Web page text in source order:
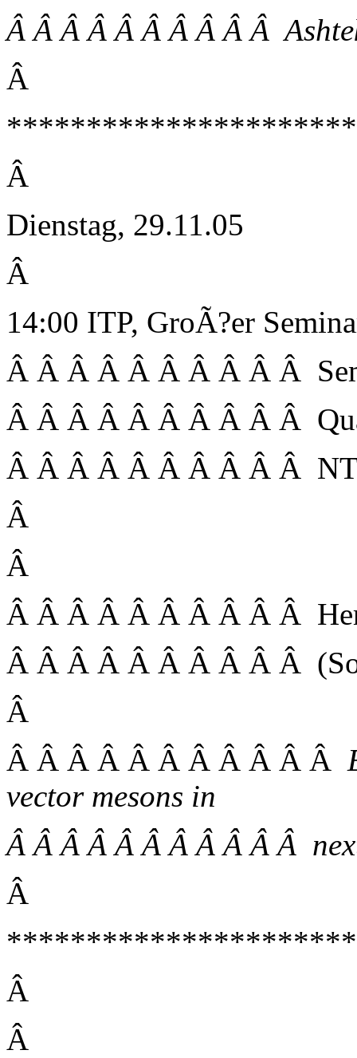
Â Â Â Â Â Â Â Â Â Â
Â
Â
Dienstag, 29.11.05
Â
14:00 ITP, GroÃ?er
Â Â Â Â Â Â Â Â Â Â
Â Â Â Â Â Â Â Â Â Â
Â Â Â Â Â Â Â Â Â Â
Â
Â
Â Â Â Â Â Â Â Â Â Â
Â Â Â Â Â Â Â Â Â Â
Â
Â Â Â Â Â Â Â Â Â Â Â
vector mesons in
Â Â Â Â Â Â Â Â Â Â Â
Â
Â
Â